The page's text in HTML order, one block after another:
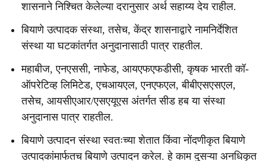
शासनाने निश्चित केलेल्या दरानुसार अर्थ सहाय्य देय राहील.
बियाणे उत्पादक संस्था, तसेच, केंद्र शासनाद्वारे नामनिर्देशित
संस्था या घटकांतर्गत अनुदानासाठी पात्र राहतील.
महाबीज, एनएससी, नाफेड, आयएफएफडीसी, कृषक भारती कॉ-
ऑपरेटिव्ह लिमिटेड, एचआयएल, एनएफएल, बीबीएसएसएल,
तसेच, आयसीएआर/एसएयूएस अंतर्गत सीड हब या संस्था
अनुदानास पात्र राहतील.
बियाणे उत्पादन संस्था स्वतःच्या शेतात किंवा नोंदणीकृत बियाणे
उत्पादकांमार्फतच बियाणे उत्पादन करेल. हे काम दुसऱ्या अनधिकृत